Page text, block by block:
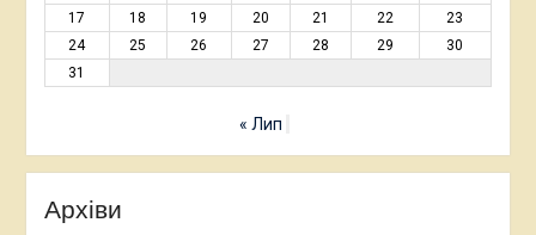
17
18 19 20 21 22
23
24
25 26 27 28 29
30
31
« Лип
Архіви